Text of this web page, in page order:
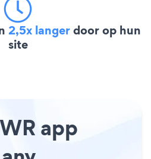
2,5x langerdoor op hun
site
app